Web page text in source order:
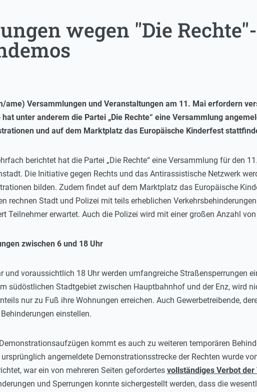
wegen "Die
ame) Versammlungen und Veranstaltungen am 11. Mai erfordern
hat unter anderem die Partei „Die Rechte“ eine Versammlung
und auf dem Marktplatz das Europäische Kinderfest
berichtet hat die Partei „Die Rechte“ eine Versammlung für den
Die Initiative gegen Rechts und das Antirassistische Netzwerk
bilden. Zudem findet auf dem Marktplatz das Europäische
rechnen Stadt und Polizei mit teils erheblichen
Teilnehmer erwartet. Auch die Polizei wird mit einer großen Anzahl
zwischen 6 und 18 Uhr
und voraussichtlich 18 Uhr werden umfangreiche Straßensperrungen
südöstlichen Stadtgebiet zwischen Hauptbahnhof und der Enz, wird
nur zu Fuß ihre Wohnungen erreichen. Auch Gewerbetreibende,
einstellen.
kommt es auch zu weiteren temporären
angemeldete Demonstrationsstrecke der Rechten wurde
war ein von mehreren Seiten gefordertes vollständiges Verbot
und Sperrungen konnte sichergestellt werden, dass die